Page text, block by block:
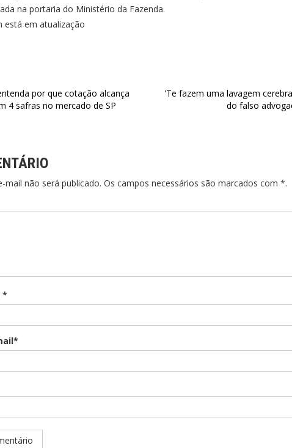
na portaria do Ministério da Fazenda.
está em atualização
por que cotação alcança
4 safras no mercado de SP
'Te fazem uma lavagem
do falso
mail não será publicado. Os campos necessários são marcados com *.
*